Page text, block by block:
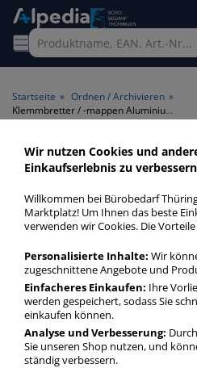
Startseite » Ordnen / Archivieren »
Klemmbretter / -mappen Aluminium A4
Klemmbretter /
Aluminium A4 >
Material
zum günstigen Preis. Finden Sie
mappen A4 Aluminium mit
Klemmbretter / -mappen
mehr Infos zur Kategorie
Wir nutzen Cookies und
Einkaufserlebnis zu
Willkommen bei Bürobedarf
Marktplatz! Um Ihnen das beste
verwenden wir Cookies. Die
Personalisierte Inhalte: Wir
zugeschnittene Angebote und
Einfacheres Einkaufen: Ihre
werden gespeichert, sodass Sie
einkaufen können.
Analyse und Verbesserung:
Sie unseren Shop nutzen, und
ständig verbessern.